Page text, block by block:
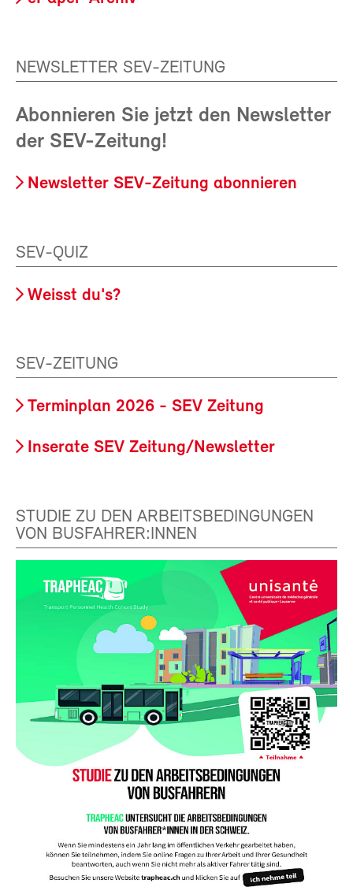
NEWSLETTER SEV-ZEITUNG
Abonnieren Sie jetzt den Newsletter
der SEV-Zeitung!
Newsletter SEV-Zeitung abonnieren
SEV-QUIZ
Weisst du's?
SEV-ZEITUNG
Terminplan 2026 - SEV Zeitung
Inserate SEV Zeitung/Newsletter
STUDIE ZU DEN ARBEITSBEDINGUNGEN
VON BUSFAHRER:INNEN